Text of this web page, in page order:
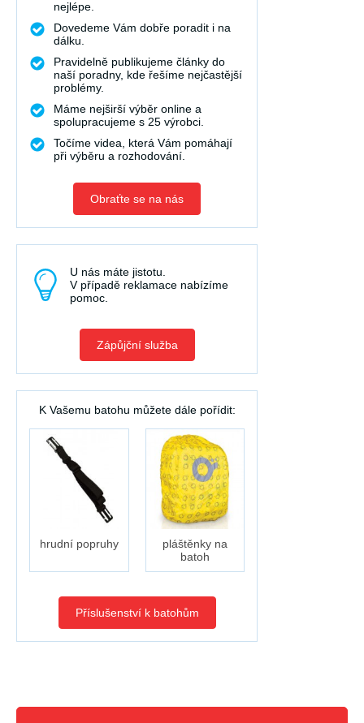
nejlépe.
Dovedeme Vám dobře poradit i na
dálku.
Pravidelně publikujeme články do
naší poradny, kde řešíme nejčastější
problémy.
Máme nejširší výběr online a
spolupracujeme s 25 výrobci.
Točíme videa, která Vám pomáhají
při výběru a rozhodování.
Obraťte se na nás
U nás máte jistotu.
V případě reklamace nabízíme
pomoc.
Zápůjční služba
K Vašemu batohu můžete dále pořídit:
hrudní popruhy
pláštěnky na
batoh
Příslušenství k batohům